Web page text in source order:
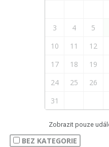
3
4 5
10
11 12
17
18 19
24
25 26
31
Zobrazit pouze
BEZ KATEGORIE